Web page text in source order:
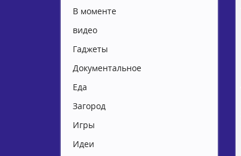
В моменте
видео
Гаджеты
Документальное
Еда
Загород
Игры
Идеи